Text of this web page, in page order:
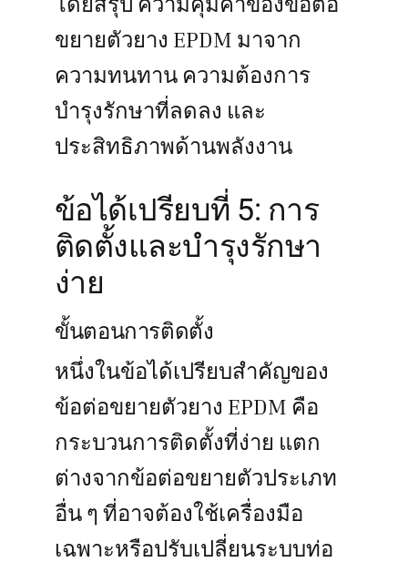
ขยายตัวยาง EPDM มาจาก
ความทนทาน ความต้องการ
บำรุงรักษาที่ลดลง และ
ประสิทธิภาพด้านพลังงาน
ข้อได้เปรียบที่ 5: การ
ติดตั้งและบำรุงรักษา
ง่าย
ขั้นตอนการติดตั้ง
หนึ่งในข้อได้เปรียบสำคัญของ
ข้อต่อขยายตัวยาง EPDM คือ
กระบวนการติดตั้งที่ง่าย แตก
ต่างจากข้อต่อขยายตัวประเภท
อื่น ๆ ที่อาจต้องใช้เครื่องมือ
เฉพาะหรือปรับเปลี่ยนระบบท่อ